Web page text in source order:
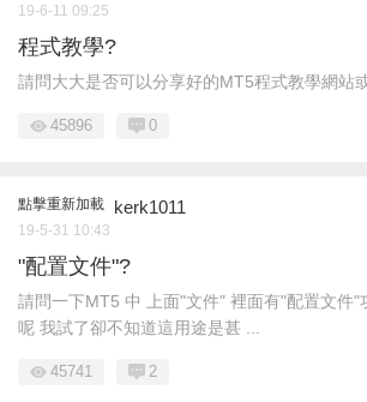
19-6-11 09:25
程式教學?
請問大大是否可以分享好的MT5程式教學網站
45896 0
點擊重新加載 kerk1011
19-5-31 10:43
"配置文件"?
請問一下MT5 中 上面"文件" 裡面有"配置文件"
呢 我試了卻不知道這用途是甚 ...
45741 2